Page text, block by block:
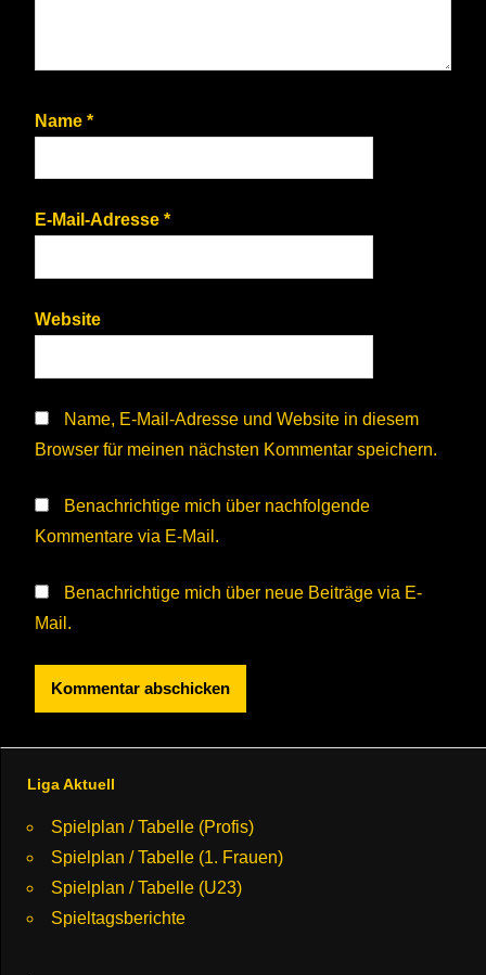
Name *
E-Mail-Adresse *
Website
Name, E-Mail-Adresse und Website in diesem
Browser für meinen nächsten Kommentar speichern.
Benachrichtige mich über nachfolgende
Kommentare via E-Mail.
Benachrichtige mich über neue Beiträge via E-
Mail.
Liga Aktuell
Spielplan / Tabelle (Profis)
Spielplan / Tabelle (1. Frauen)
Spielplan / Tabelle (U23)
Spieltagsberichte